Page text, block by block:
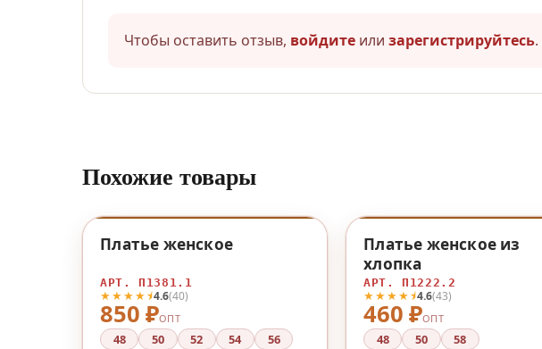
Чтобы оставить отзыв, войдите или зарегистрируйтесь.
Похожие товары
НОВИНКА
850 ₽ОПТ
★★★★⯨4.6(40)
Платье женское
АРТ. П1381.1
48 50 52 54
56
460 ₽ОПТ
★★★★⯨4.6(43)
Платье женское из
хлопка
АРТ. П1222.2
48 50 58